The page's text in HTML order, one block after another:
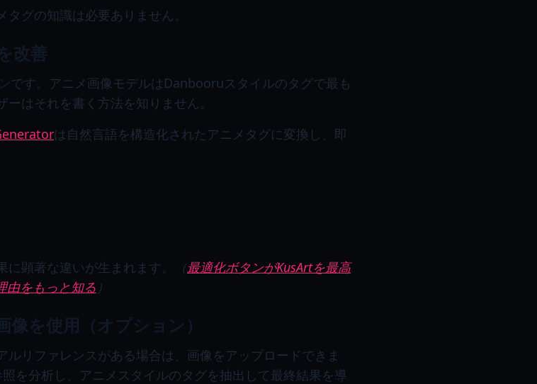
グの知識は必要ありません。
改善
です。アニメ画像モデルはDanbooruスタイルのタグで最も
はそれを書く方法を知りません。
は自然言語を構造化されたアニメタグに変換し、即
顕著な違いが生まれます。
（最適化ボタンがKusArtを最高
由をもっと知る ）
を使用（オプション）
リファレンスがある場合は、画像をアップロードできま
照を分析し、アニメスタイルのタグを抽出して最終結果を導